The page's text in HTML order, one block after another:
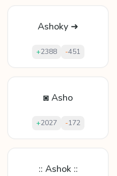
Ashoky ➜
+2388 -451
◙ Asho
+2027 -172
:: Ashok ::